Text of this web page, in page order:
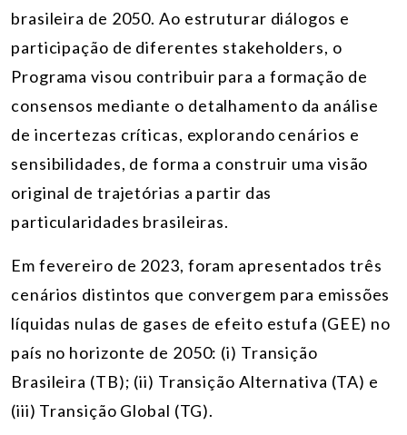
brasileira de 2050. Ao estruturar diálogos e
participação de diferentes stakeholders, o
Programa visou contribuir para a formação de
consensos mediante o detalhamento da análise
de incertezas críticas, explorando cenários e
sensibilidades, de forma a construir uma visão
original de trajetórias a partir das
particularidades brasileiras.
Em fevereiro de 2023, foram apresentados três
cenários distintos que convergem para emissões
líquidas nulas de gases de efeito estufa (GEE) no
país no horizonte de 2050: (i) Transição
Brasileira (TB); (ii) Transição Alternativa (TA) e
(iii) Transição Global (TG).